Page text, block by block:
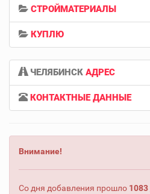
СТРОЙМАТЕРИАЛЫ
КУПЛЮ
ЧЕЛЯБИНСК АДРЕС
КОНТАКТНЫЕ ДАННЫЕ
Внимание!
Со дня добавления прошло 1083